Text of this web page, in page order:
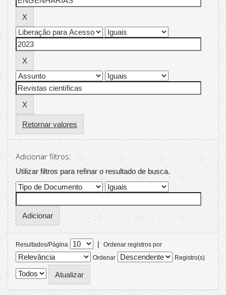
Retornar valores
Adicionar filtros:
Utilizar filtros para refinar o resultado de busca.
Resultados/Página |
Ordenar registros por
Ordenar
Registro(s)